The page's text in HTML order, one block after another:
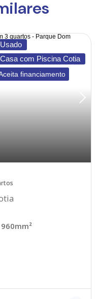
Usado
Casa com Piscina Cotia
financiamento